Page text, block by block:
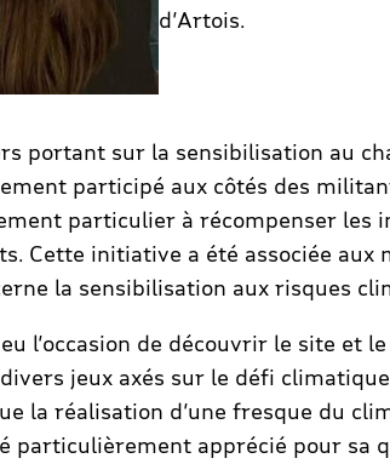
d’Artois.
portant sur la sensibilisation au
participé aux côtés des
particulier à récompenser
Cette initiative a été associée aux
la sensibilisation aux risques
l’occasion de découvrir le site et
jeux axés sur le défi
la réalisation d’une fresque du
particulièrement apprécié pour